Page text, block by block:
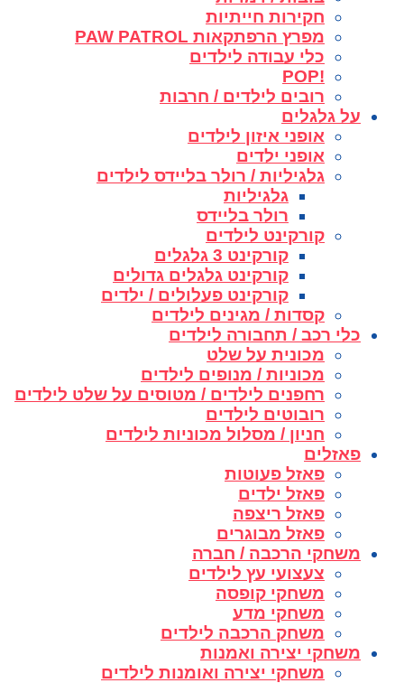
חקירות חייתיות
מפרץ הרפתקאות PAW PATROL
כלי עבודה לילדים
!POP
רובים לילדים / חרבות
על גלגלים
אופני איזון לילדים
אופני ילדים
גלגיליות / רולר בליידס לילדים
גלגיליות
רולר בליידס
קורקינט לילדים
קורקינט 3 גלגלים
קורקינט גלגלים גדולים
קורקינט פעלולים / ילדים
קסדות / מגינים לילדים
כלי רכב / תחבורה לילדים
מכונית על שלט
מכוניות / מנופים לילדים
רחפנים לילדים / מטוסים על שלט לילדים
רובוטים לילדים
חניון / מסלול מכוניות לילדים
פאזלים
פאזל פעוטות
פאזל ילדים
פאזל ריצפה
פאזל מבוגרים
משחקי הרכבה / חברה
צעצועי עץ לילדים
משחקי קופסה
משחקי מדע
משחק הרכבה לילדים
משחקי יצירה ואמנות
משחקי יצירה ואומנות לילדים